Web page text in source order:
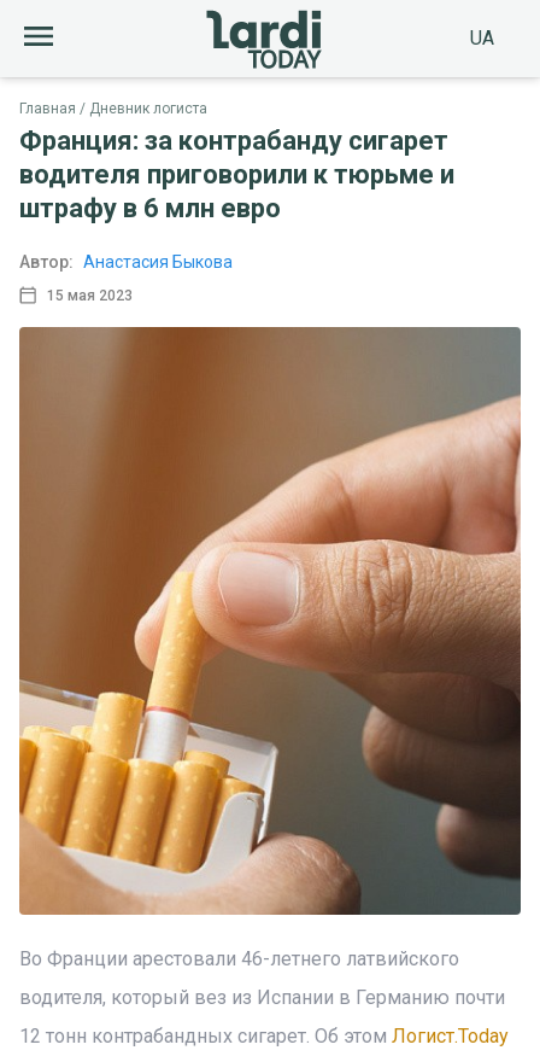
UA
Главная Дневник логиста
Франция: за контрабанду сигарет
водителя приговорили к тюрьме и
штрафу в 6 млн евро
15 мая 2023
Автор: Анастасия Быкова
Во Франции арестовали 46-летнего латвийского
водителя, который вез из Испании в Германию почти
12 тонн контрабандных сигарет. Об этом Логист.Today